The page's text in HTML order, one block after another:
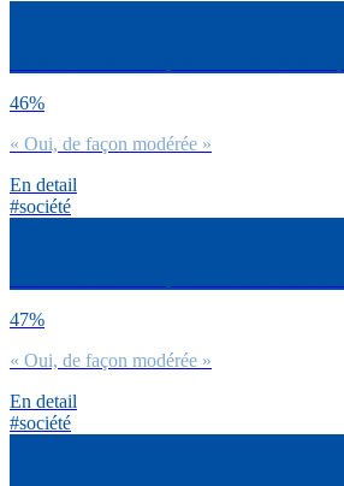
46%
« Oui, de façon modérée »
En detail
#société
47%
« Oui, de façon modérée »
En detail
#société